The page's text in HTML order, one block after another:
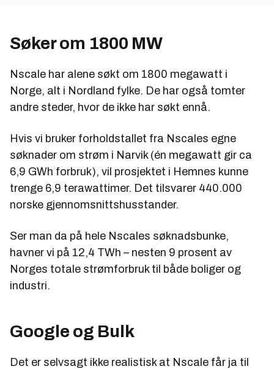
Søker om 1800 MW
Nscale har alene søkt om 1800 megawatt i
Norge, alt i Nordland fylke. De har også tomter
andre steder, hvor de ikke har søkt ennå.
Hvis vi bruker forholdstallet fra Nscales egne
søknader om strøm i Narvik (én megawatt gir ca
6,9 GWh forbruk), vil prosjektet i Hemnes kunne
trenge 6,9 terawattimer. Det tilsvarer 440.000
norske gjennomsnittshusstander.
Ser man da på hele Nscales søknadsbunke,
havner vi på 12,4 TWh – nesten 9 prosent av
Norges totale strømforbruk til både boliger og
industri.
Google og Bulk
Det er selvsagt ikke realistisk at Nscale får ja til